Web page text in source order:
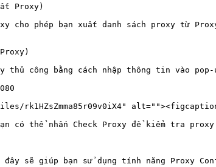
Proxy)
cho phép bạn xuất danh sách proxy từ
thủ công bằng cách nhập thông tin vào
rk1HZsZmma85r09v0iX4"
có thể nhấn Check Proxy để kiểm tra
đây sẽ giúp bạn sử dụng tính năng Proxy